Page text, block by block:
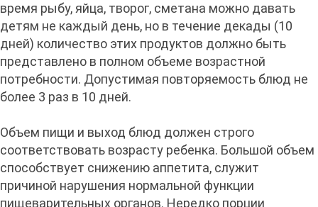
время рыбу, яйца, творог, сметана можно давать
детям не каждый день, но в течение декады (10
дней) количество этих продуктов должно быть
представлено в полном объеме возрастной
потребности. Допустимая повторяемость блюд не
более 3 раз в 10 дней.
Объем пищи и выход блюд должен строго
соответствовать возрасту ребенка. Большой объем
способствует снижению аппетита, служит
причиной нарушения нормальной функции
пищеварительных органов. Нередко порции